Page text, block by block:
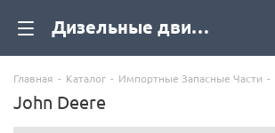
Дизельные двигатели John Deere купить со склада с доставкой по цене от официального дилера - компания Дизель Экспорт
Главная - Каталог - Импортные Запасные Части -
John Deere